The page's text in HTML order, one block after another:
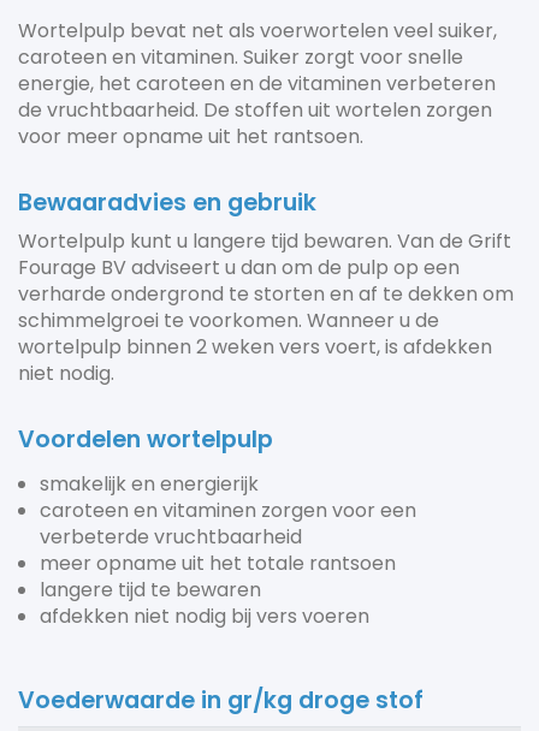
Wortelpulp bevat net als voerwortelen veel suiker,
caroteen en vitaminen. Suiker zorgt voor snelle
energie, het caroteen en de vitaminen verbeteren
de vruchtbaarheid. De stoffen uit wortelen zorgen
voor meer opname uit het rantsoen.
Bewaaradvies en gebruik
Wortelpulp kunt u langere tijd bewaren. Van de Grift
Fourage BV adviseert u dan om de pulp op een
verharde ondergrond te storten en af te dekken om
schimmelgroei te voorkomen. Wanneer u de
wortelpulp binnen 2 weken vers voert, is afdekken
niet nodig.
Voordelen wortelpulp
smakelijk en energierijk
caroteen en vitaminen zorgen voor een
verbeterde vruchtbaarheid
meer opname uit het totale rantsoen
langere tijd te bewaren
afdekken niet nodig bij vers voeren
Voederwaarde in gr/kg droge stof